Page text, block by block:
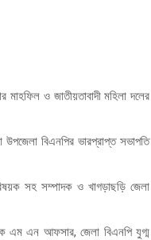
ও জাতীয়তাবাদী মহিলা দলের
উপজেলা বিএনপির ভারপ্রাপ্ত সভাপতি
সহ সম্পাদক ও খাগড়াছড়ি জেলা
এম এন আফসার, জেলা বিএনপি যুগ্ম